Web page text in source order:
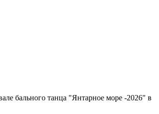
бального танца "Янтарное море -2026" в